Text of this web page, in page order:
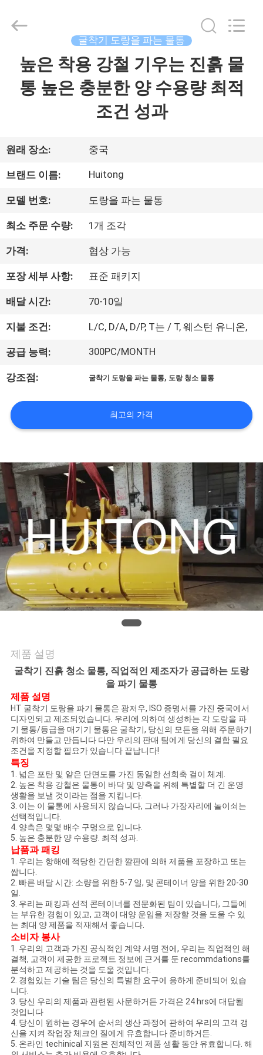
VR
우
리
에
관
한
것
장
어
품
질
관
리
뉴
인
용
을
요
청
하
십
시
오
사
이
트
맵
사
생
2025
Guangzhou
Reserved.
굴착기 도랑을 파는 물통
높은 착용 강철 기우는 진흙 물
통 높은 충분한 양 수용량 최적
조건 성과
원래 장소: 중국
브랜드 이름: Huitong
모델 번호: 도랑을 파는 물통
최소 주문 수량: 1개 조각
가격: 협상 가능
포장 세부 사항: 표준 패키지
배달 시간: 70-10일
지불 조건: L/C, D/A, D/P, T는 / T, 웨스턴 유니온,
공급 능력: 300PC/MONTH
강조점: 굴착기 도랑을 파는 물통, 도랑 청소 물통
최고의 가격
제품 설명
굴착기 진흙 청소 물통, 직업적인 제조자가 공급하는 도랑
을 파기 물통
제품 설명
HT 굴착기 도랑을 파기 물통은 광저우, ISO 증명서를 가진 중국에서
디자인되고 제조되었습니다. 우리에 의하여 생성하는 각 도랑을 파
기 물통/등급을 매기기 물통은 굴착기, 당신의 모든을 위해 주문하기
위하여 만들고 만듭니다 다만 우리의 판매 팀에게 당신의 결합 필요
조건을 지정할 필요가 있습니다 끝납니다!
특징
1. 넓은 포탄 및 얕은 단면도를 가진 동일한 선회축 걸이 체계.
2. 높은 착용 강철은 물통이 바닥 및 양측을 위해 특별할 더 긴 운영
생활을 보낼 것이라는 점을 지킵니다.
3. 이는 이 물통에 사용되지 않습니다, 그러나 가장자리에 놀이쇠는
선택적입니다.
4. 양측은 몇몇 배수 구멍으로 입니다.
5. 높은 충분한 양 수용량. 최적 성과.
납품과 패킹
1. 우리는 항해에 적당한 간단한 깔판에 의해 제품을 포장하고 또는
쌉니다.
2. 빠른 배달 시간: 소량을 위한 5-7 일, 및 콘테이너 양을 위한 20-30
일.
3. 우리는 패킹과 선적 콘테이너를 전문화된 팀이 있습니다, 그들에
는 부유한 경험이 있고, 고객이 대양 운임을 저장할 것을 도울 수 있
는 최대 양 제품을 적재해서 좋습니다.
소비자 봉사
1. 우리의 고객과 가진 공식적인 계약 서명 전에, 우리는 직업적인 해
결책, 고객이 제공한 프로젝트 정보에 근거를 둔 recommdations를
분석하고 제공하는 것을 도울 것입니다.
2. 경험있는 기술 팀은 당신의 특별한 요구에 응하게 준비되어 있습
니다.
3. 당신 우리의 제품과 관련된 사문하거든 가격은 24 hrs에 대답될
것입니다
4. 당신이 원하는 경우에 순서의 생산 과정에 관하여 우리의 고객 갱
신을 지켜 작업장 체크인 질에게 유효합니다 준비하거든.
5. 온라인 techinical 지원은 전체적인 제품 생활 동안 유효합니다. 해